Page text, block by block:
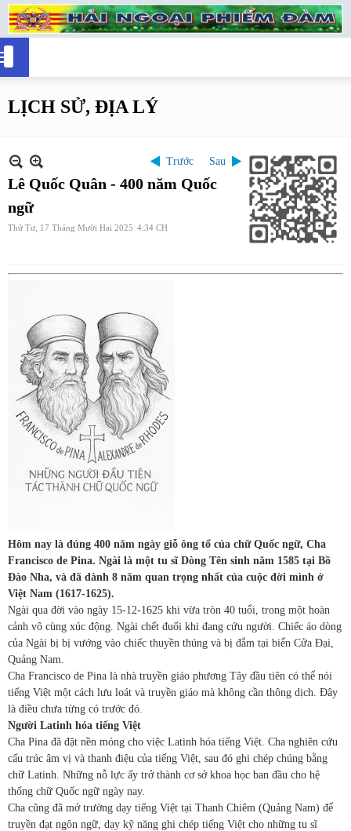
LỊCH SỬ, ĐỊA LÝ
Trước Sau
Lê Quốc Quân - 400 năm Quốc
ngữ
Thứ Tư, 17 Tháng Mười Hai 2025 4:34 CH
Hôm nay là đúng 400 năm ngày giỗ ông tổ của chữ Quốc ngữ, Cha
Francisco de Pina. Ngài là một tu sĩ Dòng Tên sinh năm 1585 tại Bồ
Đào Nha, và đã dành 8 năm quan trọng nhất của cuộc đời mình ở
Việt Nam (1617-1625).
Ngài qua đời vào ngày 15-12-1625 khi vừa tròn 40 tuổi, trong một hoàn
cảnh vô cùng xúc động. Ngài chết đuối khi đang cứu người. Chiếc áo dòng
của Ngài bị bị vướng vào chiếc thuyền thúng và bị đắm tại biển Cửa Đại,
Quảng Nam.
Cha Francisco de Pina là nhà truyền giáo phương Tây đầu tiên có thể nói
tiếng Việt một cách lưu loát và truyền giáo mà không cần thông dịch. Đây
là điều chưa từng có trước đó.
Người Latinh hóa tiếng Việt
Cha Pina đã đặt nền móng cho việc Latinh hóa tiếng Việt. Cha nghiên cứu
cấu trúc âm vị và thanh điệu của tiếng Việt, sau đó ghi chép chúng bằng
chữ Latinh. Những nỗ lực ấy trở thành cơ sở khoa học ban đầu cho hệ
thống chữ Quốc ngữ ngày nay.
Cha cũng đã mở trường dạy tiếng Việt tại Thanh Chiêm (Quảng Nam) để
truyền đạt ngôn ngữ, dạy kỹ năng ghi chép tiếng Việt cho những tu sĩ